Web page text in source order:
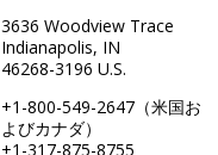
3636 Woodview Trace
Indianapolis, IN
46268-3196 U.S.
+1-800-549-2647（米国お
よびカナダ）
+1-317-875-8755